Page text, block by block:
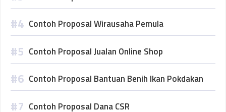
Contoh Proposal Wirausaha Pemula
Contoh Proposal Jualan Online Shop
Contoh Proposal Bantuan Benih Ikan Pokdakan
Contoh Proposal Dana CSR